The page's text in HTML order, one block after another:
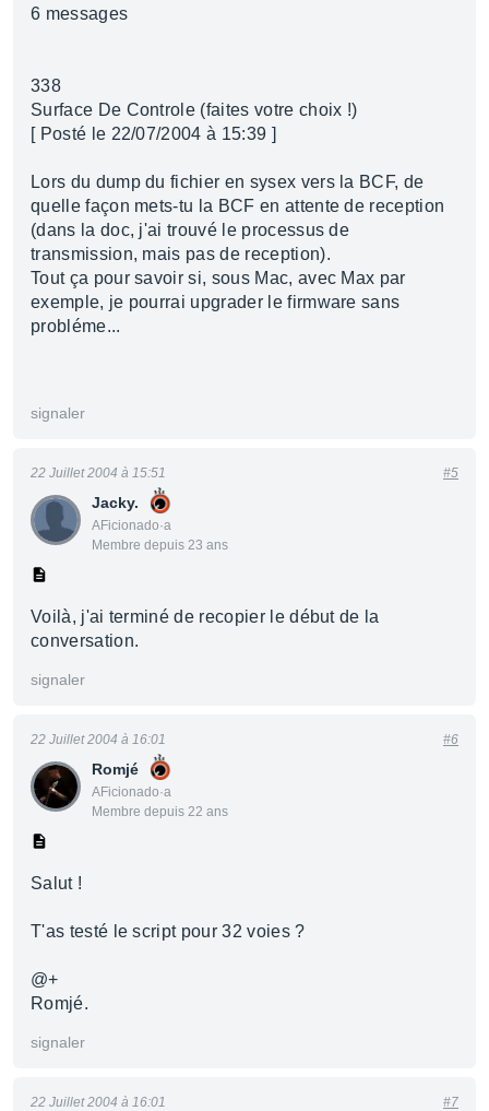
6 messages
338
Surface De Controle (faites votre choix !)
[ Posté le 22/07/2004 à 15:39 ]
Lors du dump du fichier en sysex vers la BCF, de
quelle façon mets-tu la BCF en attente de reception
(dans la doc, j'ai trouvé le processus de
transmission, mais pas de reception).
Tout ça pour savoir si, sous Mac, avec Max par
exemple, je pourrai upgrader le firmware sans
probléme...
signaler
Jacky.
AFicionado·a
Membre depuis 23 ans
22 Juillet 2004 à 15:51 #5
Voilà, j'ai terminé de recopier le début de la
conversation.
signaler
Romjé
AFicionado·a
Membre depuis 22 ans
22 Juillet 2004 à 16:01 #6
Salut !
T'as testé le script pour 32 voies ?
@+
Romjé.
signaler
22 Juillet 2004 à 16:01 #7